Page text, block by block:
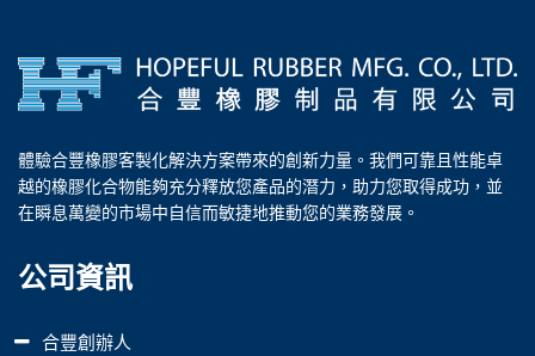
體驗合豐橡膠客製化解決方案帶來的創新力量。我們可靠且性能卓
越的橡膠化合物能夠充分釋放您產品的潛力，助力您取得成功，並
在瞬息萬變的市場中自信而敏捷地推動您的業務發展。
公司資訊
合豐創辦人